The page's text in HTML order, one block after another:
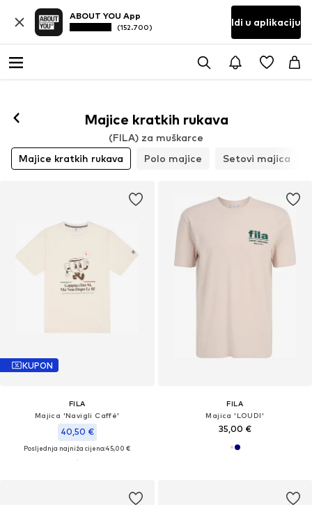
ABOUT YOU App
(152.700) Idi u aplikaciju
Majice kratkih rukava
(FILA) za muškarce
Majice kratkih rukava
Polo majice Setovi majica
KUPON
FILA
Majica 'Navigli Caffé'
40,50 €
Posljednja najniža cijena:45,00 €
FILA
Majica 'LOUDI'
35,00 €